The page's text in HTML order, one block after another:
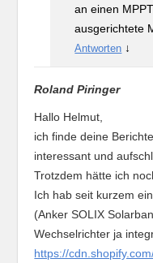
an einen
ausgerichtete
Antworten ↓
Roland Piringer
Hallo Helmut,
ich finde deine
interessant und
Trotzdem hätte ich
Ich hab seit kurzem
(Anker SOLIX
Wechselrichter ja
https://